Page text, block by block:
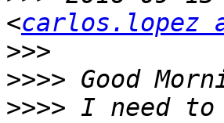
<carlos.lopez
>>>
>>>>
>>>> I need to